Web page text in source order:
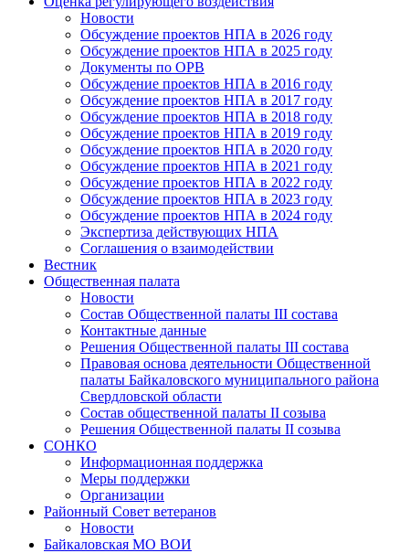
Новости
Обсуждение проектов НПА в 2026 году
Обсуждение проектов НПА в 2025 году
Документы по ОРВ
Обсуждение проектов НПА в 2016 году
Обсуждение проектов НПА в 2017 году
Обсуждение проектов НПА в 2018 году
Обсуждение проектов НПА в 2019 году
Обсуждение проектов НПА в 2020 году
Обсуждение проектов НПА в 2021 году
Обсуждение проектов НПА в 2022 году
Обсуждение проектов НПА в 2023 году
Обсуждение проектов НПА в 2024 году
Экспертиза действующих НПА
Соглашения о взаимодействии
Вестник
Общественная палата
Новости
Состав Общественной палаты III состава
Контактные данные
Решения Общественной палаты III состава
Правовая основа деятельности Общественной
палаты Байкаловского муниципального района
Свердловской области
Состав общественной палаты II созыва
Решения Общественной палаты II созыва
СОНКО
Информационная поддержка
Меры поддержки
Организации
Районный Совет ветеранов
Новости
Байкаловская МО ВОИ